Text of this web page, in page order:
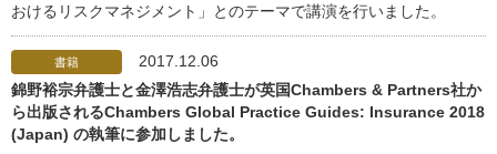
おけるリスクマネジメント」とのテーマで講演を行いました。
書籍
2017.12.06
錦野裕宗弁護士と金澤浩志弁護士が英国Chambers & Partners社か
ら出版されるChambers Global Practice Guides: Insurance 2018
(Japan) の執筆に参加しました。